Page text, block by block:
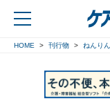
HOME 刊行物 ねんり